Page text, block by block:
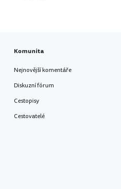
Komunita
Nejnovější komentáře
Diskuzní fórum
Cestopisy
Cestovatelé